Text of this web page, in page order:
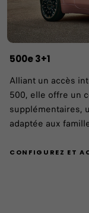
500e 3+1
Alliant un accès
500, elle offre un
supplémentaires,
adaptée aux
CONFIGUREZ ET